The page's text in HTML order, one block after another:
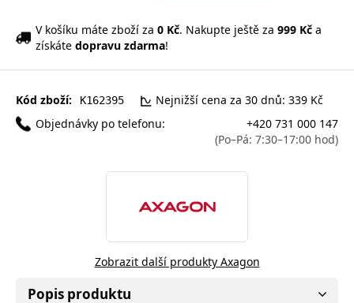
V košíku máte zboží za 0 Kč. Nakupte ještě za 999 Kč a
získáte dopravu zdarma!
Kód zboží: K162395
Nejnižší cena za 30 dnů: 339 Kč
Objednávky po telefonu:
+420 731 000 147
(Po–Pá: 7:30–17:00 hod)
Zobrazit další produkty Axagon
Popis produktu